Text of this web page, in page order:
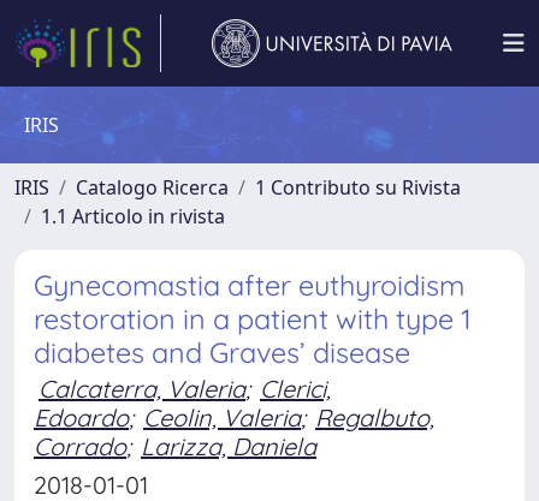
IRIS
IRIS Catalogo Ricerca
1 Contributo su Rivista
1.1 Articolo in rivista
Gynecomastia after euthyroidism
restoration in a patient with type 1
diabetes and Graves’ disease
Calcaterra, Valeria; Clerici,
Edoardo; Ceolin, Valeria; Regalbuto,
Corrado; Larizza, Daniela
2018-01-01